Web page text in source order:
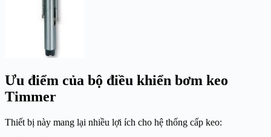
Ưu điểm của bộ điều khiển bơm keo
Timmer
Thiết bị này mang lại nhiều lợi ích cho hệ thống cấp keo: